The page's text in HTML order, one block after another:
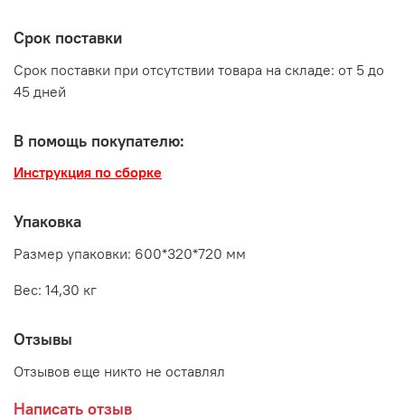
Срок поставки
Срок поставки при отсутствии товара на складе: от 5 до
45 дней
В помощь покупателю:
Инструкция по сборке
Упаковка
Размер упаковки: 600*320*720 мм
Вес: 14,30 кг
Отзывы
Отзывов еще никто не оставлял
Написать отзыв